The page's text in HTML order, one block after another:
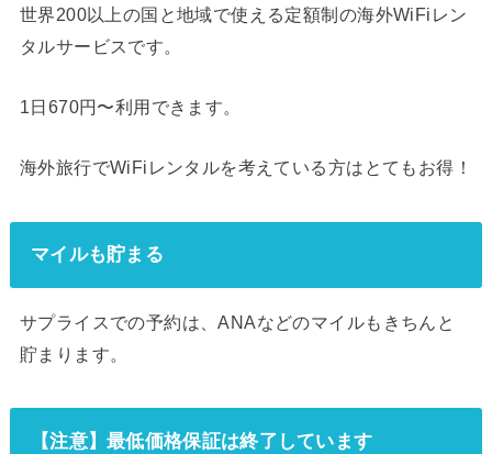
世界200以上の国と地域で使える定額制の海外WiFiレン
タルサービスです。
1日670円〜利用できます。
海外旅行でWiFiレンタルを考えている方はとてもお得！
マイルも貯まる
サプライスでの予約は、ANAなどのマイルもきちんと
貯まります。
【注意】最低価格保証は終了しています